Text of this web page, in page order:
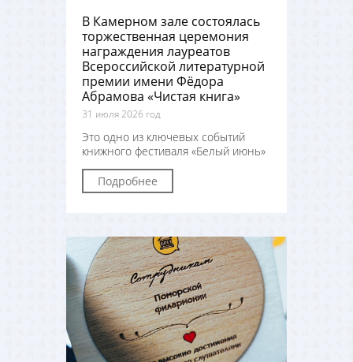
В Камерном зале состоялась
торжественная церемония
награждения лауреатов
Всероссийской литературной
премии имени Фёдора
Абрамова «Чистая книга»
31 июля 2026 год
Это одно из ключевых событий
книжного фестиваля «Белый июнь»
Подробнее